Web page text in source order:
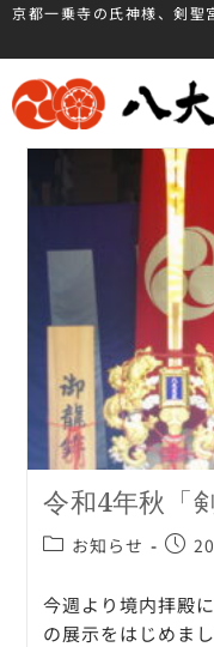
京都一乗寺の氏神様、剣聖
令和4年秋「
お知らせ
今週より境内拝殿
の展示をはじめま